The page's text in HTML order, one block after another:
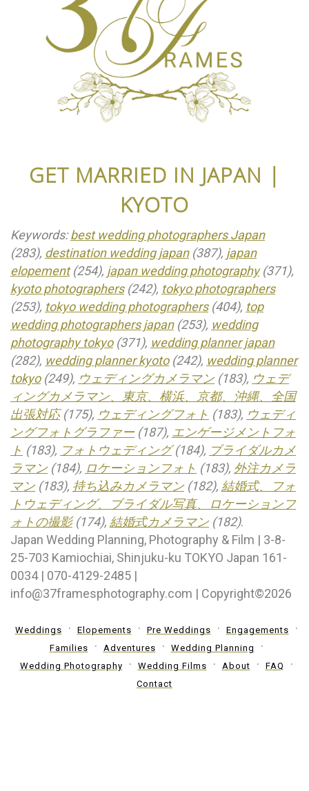
GET MARRIED IN JAPAN |
KYOTO
Keywords:best wedding photographers Japan
(283), destination wedding japan(387), japan
elopement(254), japan wedding photography(371),
kyoto photographers(242), tokyo photographers
(253), tokyo wedding photographers(404), top
wedding photographers japan(253), wedding
photography tokyo(371), wedding planner japan
(282), wedding planner kyoto(242), wedding planner
tokyo(249), ウェディングカメラマン(183), ウェデ
ィングカメラマン、東京、横浜、京都、沖縄、全国
出張対応(175), ウェディングフォト (183), ウェディ
ングフォトグラファー(187), エンゲージメントフォ
ト (183), フォトウェディング(184), ブライダルカメ
ラマン(184), ロケーションフォト (183), 外注カメラ
マン(183), 持ち込みカメラマン(182), 結婚式、フォ
トウェディング、ブライダル写真、ロケーションフ
ォトの撮影(174), 結婚式カメラマン(182).
Japan Wedding Planning, Photography & Film | 3-8-
25-703 Kamiochiai, Shinjuku-ku TOKYO Japan 161-
0034 | 070-4129-2485 |
info@37framesphotography.com | Copyright©2026
Weddings Elopements Pre Weddings
Engagements
Families
Adventures
Wedding Planning
Wedding Photography
Wedding Films About
FAQ
Contact